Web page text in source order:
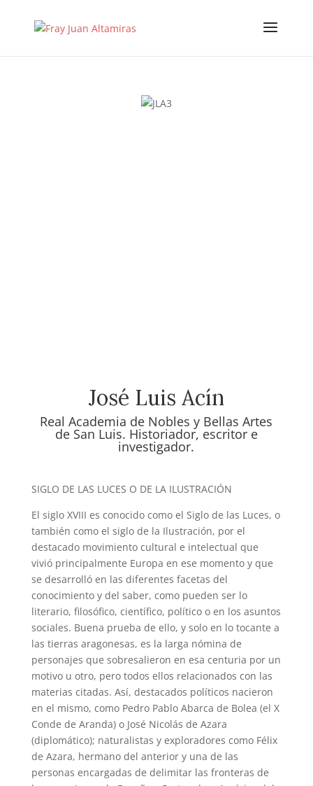
José Luis Acín
Real Academia de Nobles y Bellas Artes
de San Luis. Historiador, escritor e
investigador.
SIGLO DE LAS LUCES O DE LA ILUSTRACIÓN
El siglo XVIII es conocido como el Siglo de las Luces, o
también como el siglo de la Ilustración, por el
destacado movimiento cultural e intelectual que
vivió principalmente Europa en ese momento y que
se desarrolló en las diferentes facetas del
conocimiento y del saber, como pueden ser lo
literario, filosófico, científico, político o en los asuntos
sociales. Buena prueba de ello, y solo en lo tocante a
las tierras aragonesas, es la larga nómina de
personajes que sobresalieron en esa centuria por un
motivo u otro, pero todos ellos relacionados con las
materias citadas. Así, destacados políticos nacieron
en el mismo, como Pedro Pablo Abarca de Bolea (el X
Conde de Aranda) o José Nicolás de Azara
(diplomático); naturalistas y exploradores como Félix
de Azara, hermano del anterior y una de las
personas encargadas de delimitar las fronteras de